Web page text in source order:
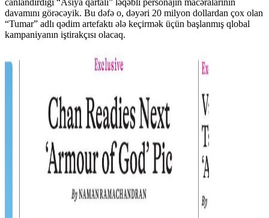
canlandırdığı “Asiya qartalı” ləqəbli personajın macəralarının
davamını görəcəyik. Bu dəfə o, dəyəri 20 milyon dollardan çox olan
“Tumar” adlı qədim artefaktı ələ keçirmək üçün başlanmış qlobal
kampaniyanın iştirakçısı olacaq.